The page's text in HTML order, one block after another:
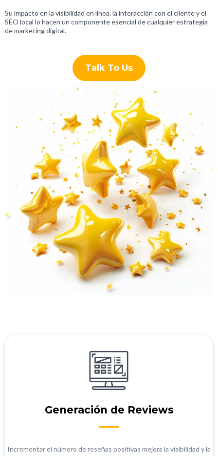
Su impacto en la visibilidad en línea, la interacción con el cliente y el
SEO local lo hacen un componente esencial de cualquier estrategia
de marketing digital.
Talk To Us
Generación de Reviews
Incrementar el número de reseñas positivas mejora la visibilidad y la